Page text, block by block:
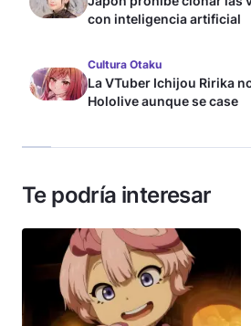
con inteligencia artificial
Cultura Otaku
La VTuber Ichijou Ririka
Hololive aunque se case
Te podría interesar